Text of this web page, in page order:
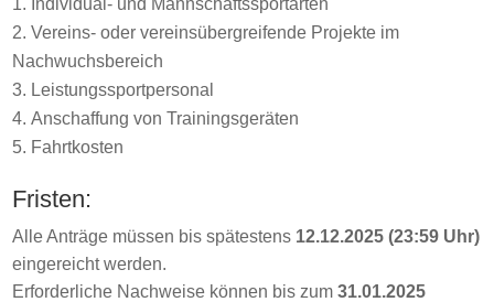
Individual- und Mannschaftssportarten
Vereins- oder vereinsübergreifende Projekte im
Nachwuchsbereich
Leistungssportpersonal
Anschaffung von Trainingsgeräten
Fahrtkosten
Fristen:
Alle Anträge müssen bis spätestens 12.12.2025 (23:59 Uhr)
eingereicht werden.
Erforderliche Nachweise können bis zum31.01.2025